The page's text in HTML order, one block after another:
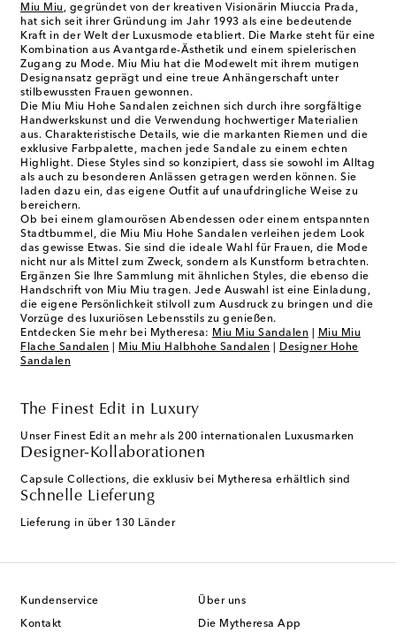
Miu Miu , gegründet von der kreativen Visionärin Miuccia Prada,
hat sich seit ihrer Gründung im Jahr 1993 als eine bedeutende
Kraft in der Welt der Luxusmode etabliert. Die Marke steht für eine
Kombination aus Avantgarde-Ästhetik und einem spielerischen
Zugang zu Mode. Miu Miu hat die Modewelt mit ihrem mutigen
Designansatz geprägt und eine treue Anhängerschaft unter
stilbewussten Frauen gewonnen.
Die Miu Miu Hohe Sandalen zeichnen sich durch ihre sorgfältige
Handwerkskunst und die Verwendung hochwertiger Materialien
aus. Charakteristische Details, wie die markanten Riemen und die
exklusive Farbpalette, machen jede Sandale zu einem echten
Highlight. Diese Styles sind so konzipiert, dass sie sowohl im Alltag
als auch zu besonderen Anlässen getragen werden können. Sie
laden dazu ein, das eigene Outfit auf unaufdringliche Weise zu
bereichern.
Ob bei einem glamourösen Abendessen oder einem entspannten
Stadtbummel, die Miu Miu Hohe Sandalen verleihen jedem Look
das gewisse Etwas. Sie sind die ideale Wahl für Frauen, die Mode
nicht nur als Mittel zum Zweck, sondern als Kunstform betrachten.
Ergänzen Sie Ihre Sammlung mit ähnlichen Styles, die ebenso die
Handschrift von Miu Miu tragen. Jede Auswahl ist eine Einladung,
die eigene Persönlichkeit stilvoll zum Ausdruck zu bringen und die
Vorzüge des luxuriösen Lebensstils zu genießen.
Entdecken Sie mehr bei Mytheresa: Miu Miu Sandalen
Miu Miu
Flache Sandalen
Miu Miu Halbhohe Sandalen
Designer Hohe
Sandalen
The Finest Edit in Luxury
Unser Finest Edit an mehr als 200 internationalen Luxusmarken
Designer-Kollaborationen
Capsule Collections, die exklusiv bei Mytheresa erhältlich sind
Schnelle Lieferung
Lieferung in über 130 Länder
Kundenservice
Kontakt
Über uns
Die Mytheresa App